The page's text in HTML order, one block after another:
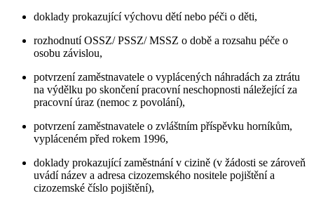
doklady prokazující výchovu dětí nebo péči o děti,
rozhodnutí OSSZ/ PSSZ/ MSSZ o době a rozsahu péče o
osobu závislou,
potvrzení zaměstnavatele o vyplácených náhradách za ztrátu
na výdělku po skončení pracovní neschopnosti náležející za
pracovní úraz (nemoc z povolání),
potvrzení zaměstnavatele o zvláštním příspěvku horníkům,
vypláceném před rokem 1996,
doklady prokazující zaměstnání v cizině (v žádosti se zároveň
uvádí název a adresa cizozemského nositele pojištění a
cizozemské číslo pojištění),